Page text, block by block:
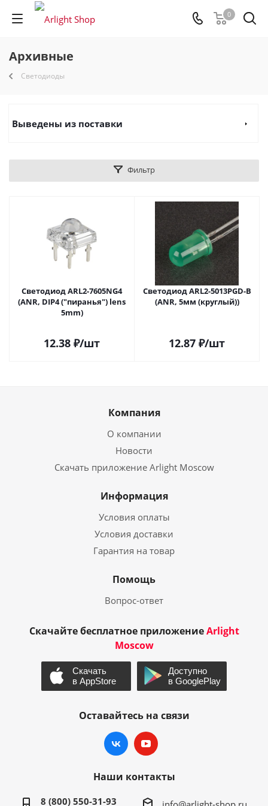
0
Архивные
Светодиоды
Выведены из поставки
Фильтр
Светодиод ARL2-7605NG4
(ANR, DIP4 ("пиранья") lens
5mm)
12.38 ₽/шт
Светодиод ARL2-5013PGD-B
(ANR, 5мм (круглый))
12.87 ₽/шт
Компания
О компании
Новости
Скачать приложение Arlight Moscow
Информация
Условия оплаты
Условия доставки
Гарантия на товар
Помощь
Вопрос-ответ
Скачайте бесплатное приложениеArlight
Moscow
Оставайтесь на связи
Наши контакты
8 (800) 550-31-93